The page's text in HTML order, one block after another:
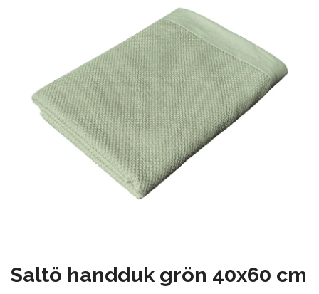
Saltö handduk grön 40x60 cm